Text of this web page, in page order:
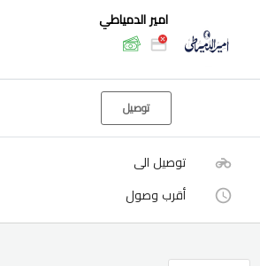
امير الدمياطي
توصيل
توصيل الى
أقرب وصول